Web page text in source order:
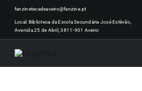
Skip
content
fanzinetecadeaveiro@fanzine.pt
Local: Biblioteca da Escola Secundária José Estêvão,
Avenida 25 de Abril, 3811-901 Aveiro